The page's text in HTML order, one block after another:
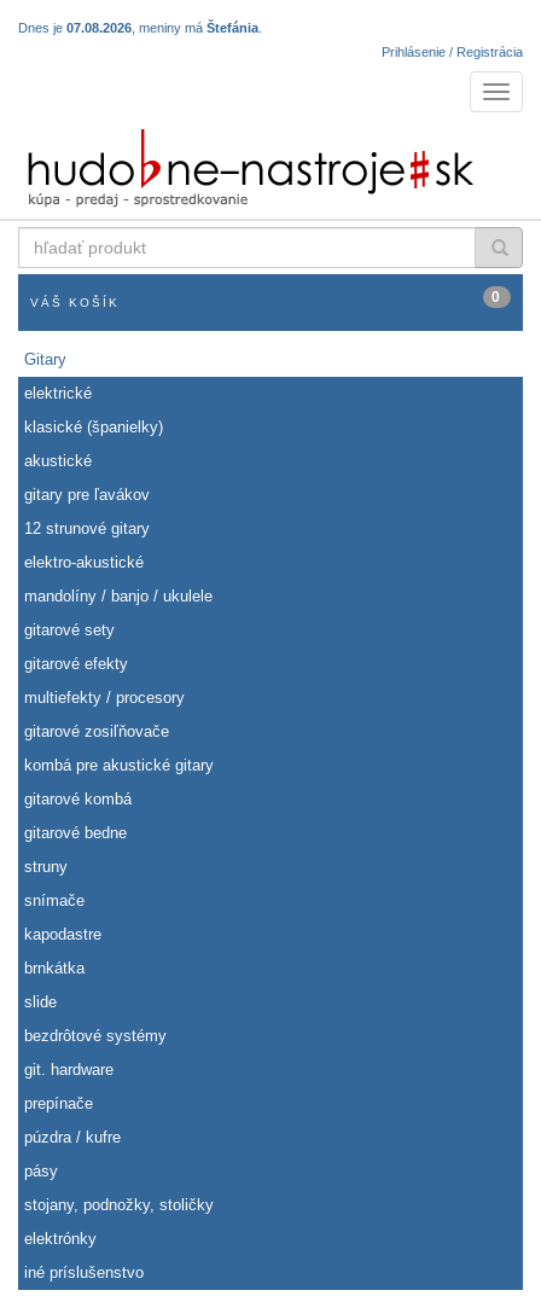
Dnes je 07.08.2026 , meniny má Štefánia
Prihlásenie / Registrácia
produkt
VÁŠ KOŠÍK 0
Gitary
elektrické
klasické (španielky)
akustické
gitary pre ľavákov
12 strunové gitary
elektro-akustické
mandolíny / banjo / ukulele
gitarové sety
gitarové efekty
multiefekty / procesory
gitarové zosiľňovače
kombá pre akustické gitary
gitarové kombá
gitarové bedne
struny
snímače
kapodastre
brnkátka
slide
bezdrôtové systémy
git. hardware
prepínače
púzdra / kufre
pásy
stojany, podnožky, stoličky
elektrónky
iné príslušenstvo